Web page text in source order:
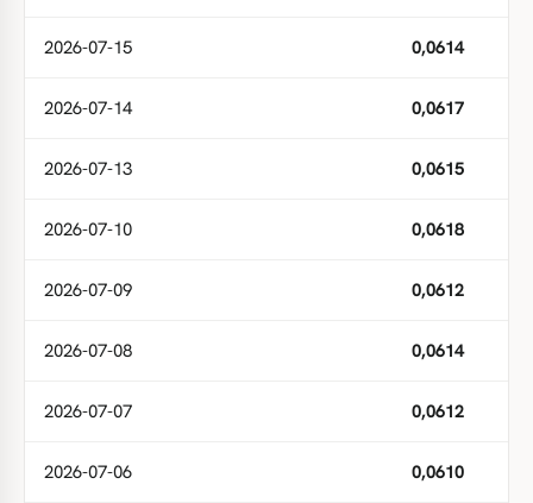
2026-07-15 0,0614
2026-07-14 0,0617
2026-07-13 0,0615
2026-07-10 0,0618
2026-07-09 0,0612
2026-07-08 0,0614
2026-07-07 0,0612
2026-07-06 0,0610